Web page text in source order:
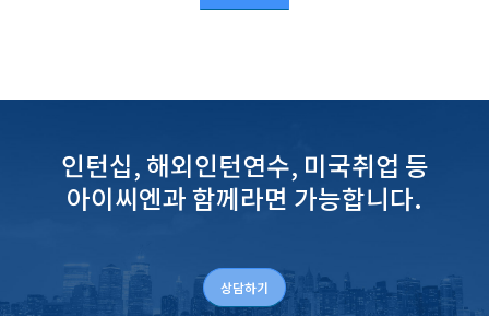
인턴십, 해외인턴연수, 미국취업 등
아이씨엔과 함께라면 가능합니다.
상담하기